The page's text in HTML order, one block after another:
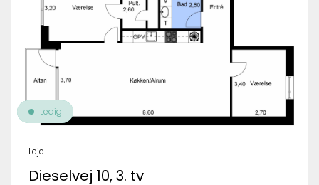
Ledig
Leje
Dieselvej 10, 3. tv